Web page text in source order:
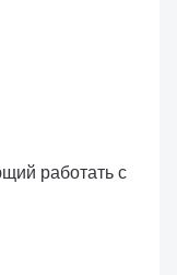
работать с